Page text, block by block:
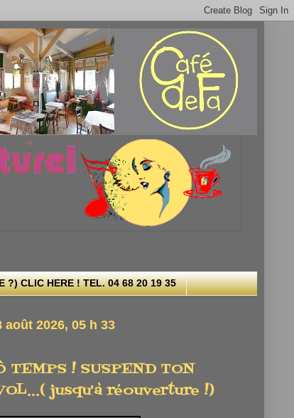
?) CLIC HERE ! TEL. 04 68 20 19 35
TEMPS ! SUSPEND TON
jusqu'à réouverture !)